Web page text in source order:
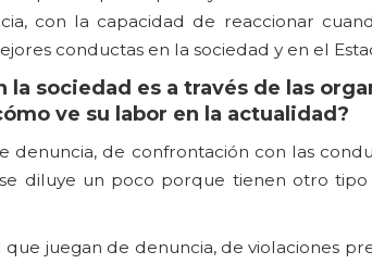
con la capacidad de reaccionar
conductas en la sociedad y en el
sociedad es a través de las
ve su labor en la actualidad?
denuncia, de confrontación con las
diluye un poco porque tienen otro
juegan de denuncia, de violaciones